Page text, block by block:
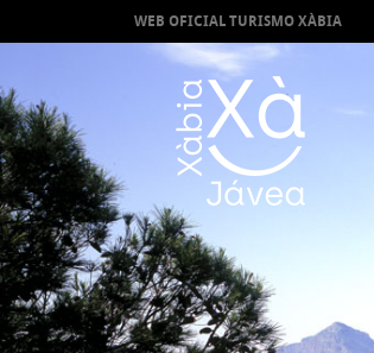
WEB OFICIAL TURISMO XÀBIA